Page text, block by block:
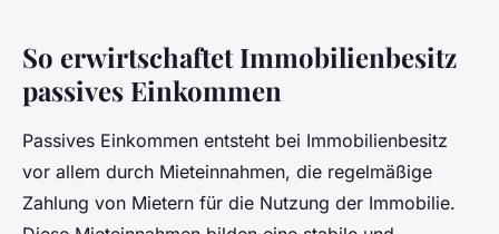
So erwirtschaftet Immobilienbesitz
passives Einkommen
Passives Einkommen entsteht bei Immobilienbesitz
vor allem durch Mieteinnahmen, die regelmäßige
Zahlung von Mietern für die Nutzung der Immobilie.